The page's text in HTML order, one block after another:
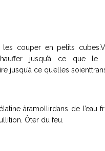
les couper en petits
jusqu’à ce que le
jusqu’à ce qu’elles
àramollirdans de l’eau
Ôter du feu.